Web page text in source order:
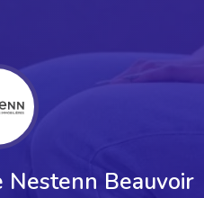
Beauvoir